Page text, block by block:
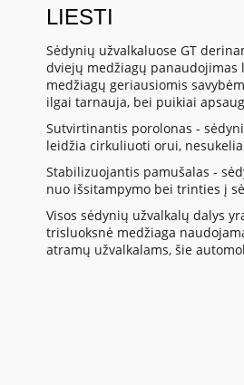
LIESTI
Sėdynių užvalkaluose GT
dviejų medžiagų
medžiagų geriausiomis
ilgai tarnauja, bei puikiai
Sutvirtinantis porolonas -
leidžia cirkuliuoti orui,
Stabilizuojantis pamušalas -
nuo išsitampymo bei trinties į
Visos sėdynių užvalkalų dalys
trisluoksnė medžiaga
atramų užvalkalams, šie